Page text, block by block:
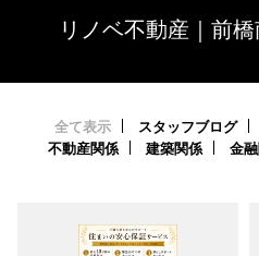
リノベ不動産｜前
全て表示 スタッフブログ
不動産関係
建築関係 金